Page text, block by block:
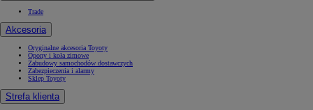
Trade
Akcesoria
Oryginalne akcesoria Toyoty
Opony i koła zimowe
Zabudowy samochodów dostawczych
Zabezpieczenia i alarmy
Sklep Toyoty
Strefa klienta